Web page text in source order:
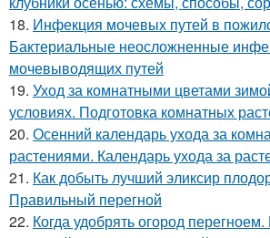
18. Инфекция мочевых путей в
Бактериальные неосложненные
мочевыводящих путей
19. Уход за комнатными цветами
условиях. Подготовка комнатных
20. Осенний календарь ухода за
растениями. Календарь ухода за
21. Как добыть лучший эликсир
Правильный перегной
22. Когда удобрять огород перегноем.